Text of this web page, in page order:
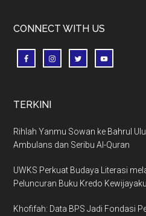
CONNECT WITH US
TERKINI
Rihlah Yanmu Sowan ke Bahrul
Ambulans dan Seribu Al-Quran
UWKS Perkuat Budaya Literasi
Peluncuran Buku Kredo
Khofifah: Data BPS Jadi Fondasi